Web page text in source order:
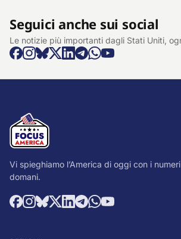
Seguici anche sui social
Le notizie più importanti dagli Stati Uniti,
Vi spieghiamo l’America di oggi con i
domani.